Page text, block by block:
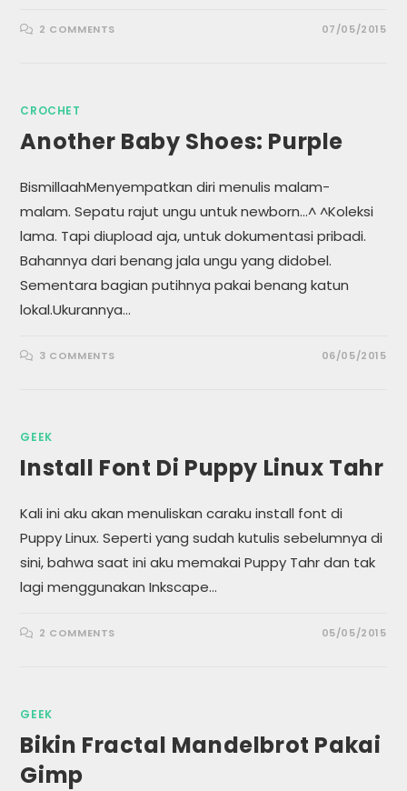
2 COMMENTS 07/05/2015
CROCHET
Another Baby Shoes: Purple
BismillaahMenyempatkan diri menulis malam-
malam. Sepatu rajut ungu untuk newborn...^ ^Koleksi
lama. Tapi diupload aja, untuk dokumentasi pribadi.
Bahannya dari benang jala ungu yang didobel.
Sementara bagian putihnya pakai benang katun
lokal.Ukurannya…
3 COMMENTS 06/05/2015
GEEK
Install Font Di Puppy Linux Tahr
Kali ini aku akan menuliskan caraku install font di
Puppy Linux. Seperti yang sudah kutulis sebelumnya di
sini, bahwa saat ini aku memakai Puppy Tahr dan tak
lagi menggunakan Inkscape…
2 COMMENTS 05/05/2015
GEEK
Bikin Fractal Mandelbrot Pakai
Gimp